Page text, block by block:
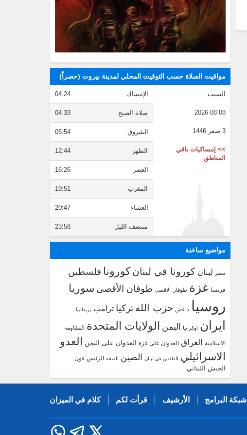
مواقيت الصلاة حسب التوقيت المحلي لمدينة بيروت (حصراً)
السبت
08 08 2026
3 صفر 1446
>> إمساكيات باقي
المناطق
الإمساك 04:24
صلاة الصبح 04:33
الشروق 05:54
الظهر 12:44
العصر 16:26
المغرب 19:51
العشاء 20:47
منتصف الليل 23:58
مواضيع ساخنة
مصر لبنان كورونا في لبنان كورونا فلسطين
فرنسا غزة طوفان الاقصى طوفان الأقصى سوريا
روسيا داعش حزب الله تركيا ترامب بريطانيا
ايران اوكرانيا اليمن الولايات المتحدة المقاومة
الاسلامية العراق العدوان على غزة العدوان على اليمن العدو
الاسرائيلي الطقس في لبنان الصين الصحة الرئيس عون
الجيش اللبناني
شبكة البرامج الأرشيف قرأت لكم كلام في الميزان